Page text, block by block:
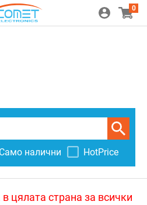
0
Само налични HotPrice
цялата страна за всички